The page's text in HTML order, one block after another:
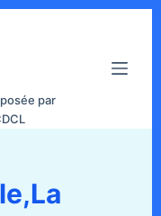
par